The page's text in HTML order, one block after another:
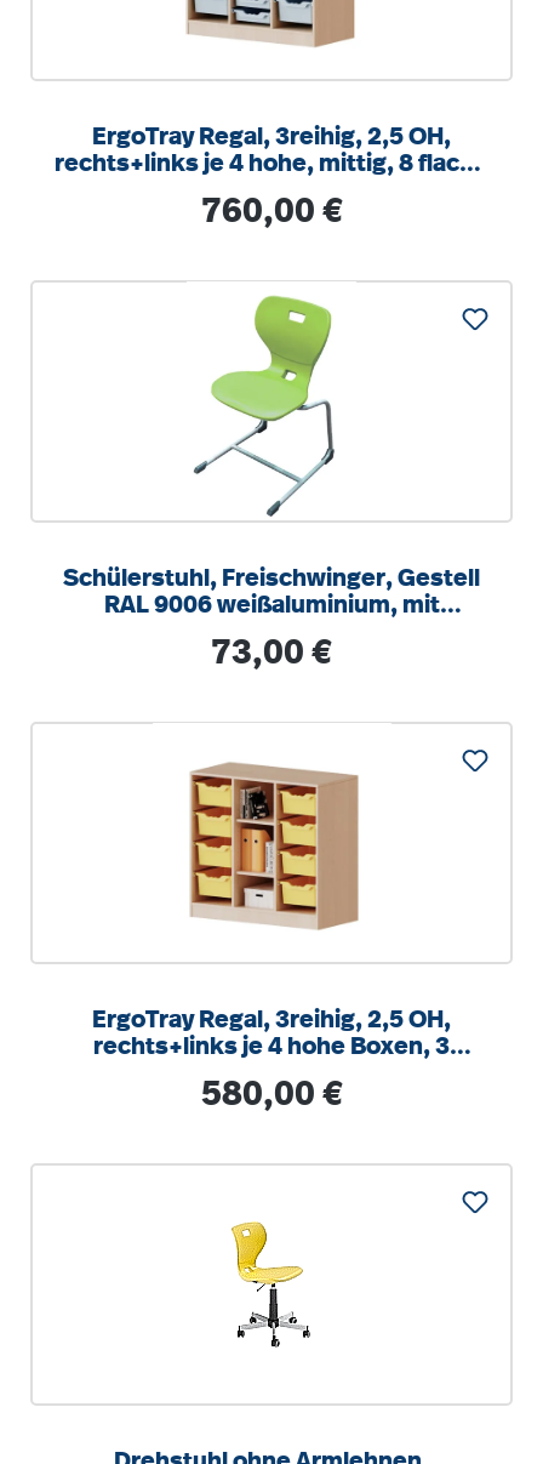
ErgoTray Regal, 3reihig, 2,5 OH,
rechts+links je 4 hohe, mittig, 8 flache
Regulärer Preis:
760,00 €
Schülerstuhl, Freischwinger, Gestell
RAL 9006 weißaluminium, mit
Regulärer Preis:
73,00 €
ErgoTray Regal, 3reihig, 2,5 OH,
rechts+links je 4 hohe Boxen, 3
B/H/T104,5x100x40cm
Regulärer Preis:
580,00 €